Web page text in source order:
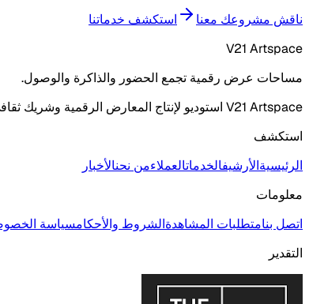
ناقش مشروعك معنا
استكشف خدماتنا
V21 Artspace
مساحات عرض رقمية تجمع الحضور والذاكرة والوصول.
V21 Artspace استوديو لإنتاج المعارض الرقمية وشريك ثقافي. نطوّر توائم رقمية ثلاثية الأبعاد وصالات افتراضية ومعارض إلكترونية ومشاريع رقمنة بالتعاون مع المتاحف والمعارض والمؤسسات التراثية.
استكشف
الرئيسيةالأرشيفالخدماتالعملاءمن نحنالأخبار
معلومات
اتصل بنامتطلبات المشاهدةالشروط والأحكامسياسة
التقدير